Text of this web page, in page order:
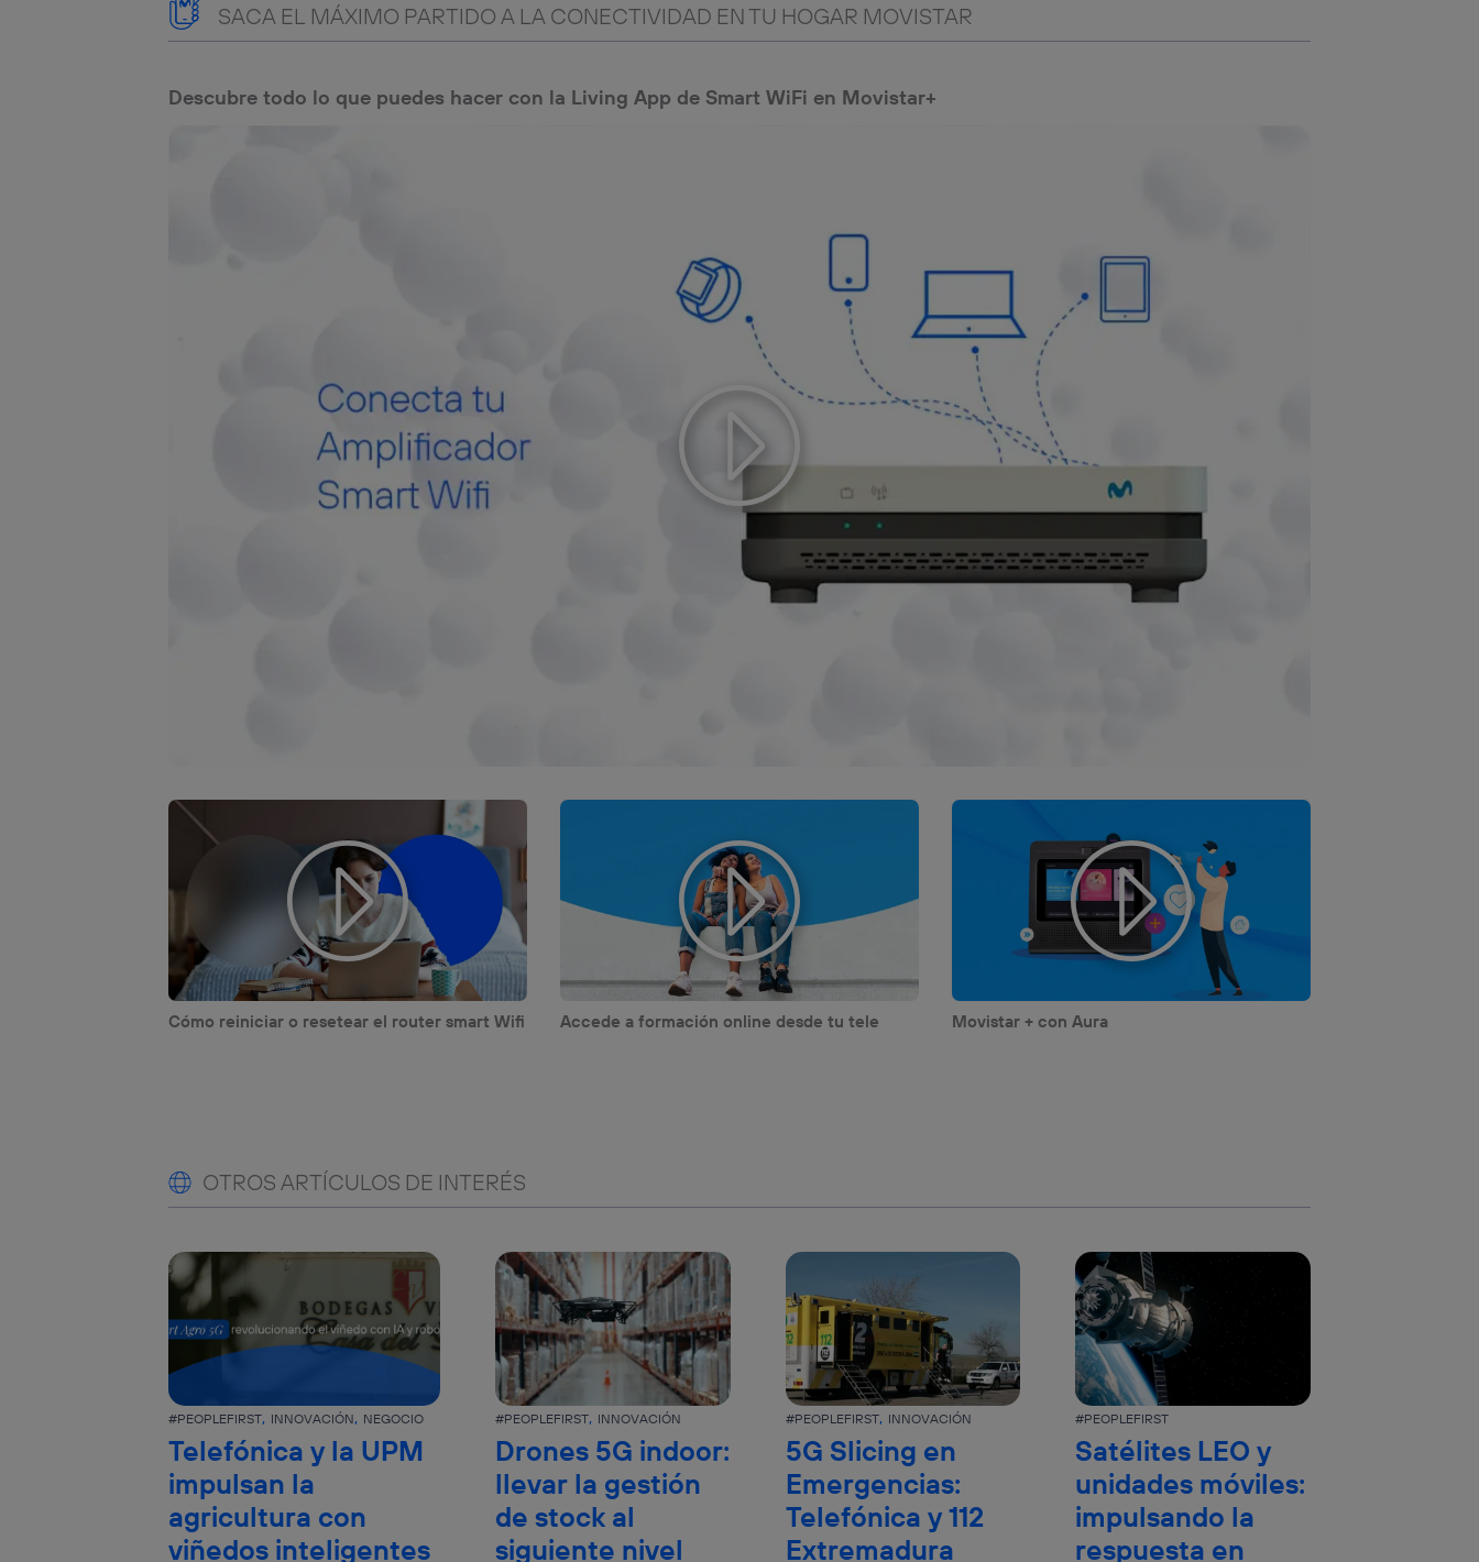
SACA EL MÁXIMO PARTIDO A LA CONECTIVIDAD EN TU HOGAR MOVISTAR
Descubre todo lo que puedes hacer con la Living App de Smart WiFi en Movistar+
Cómo reiniciar o resetear el router smart Wifi Accede a formación online desde tu tele Movistar + con Aura
OTROS ARTÍCULOS DE INTERÉS
Telefónica y la UPM
impulsan la
agricultura con
viñedos inteligentes
#PEOPLEFIRST INNOVACIÓN NEGOCIO
Drones 5G indoor:
llevar la gestión
de stock al
siguiente nivel
#PEOPLEFIRST INNOVACIÓN
5G Slicing en
Emergencias:
Telefónica y 112
Extremadura
#PEOPLEFIRST INNOVACIÓN
Satélites LEO y
unidades móviles:
impulsando la
respuesta en
#PEOPLEFIRST